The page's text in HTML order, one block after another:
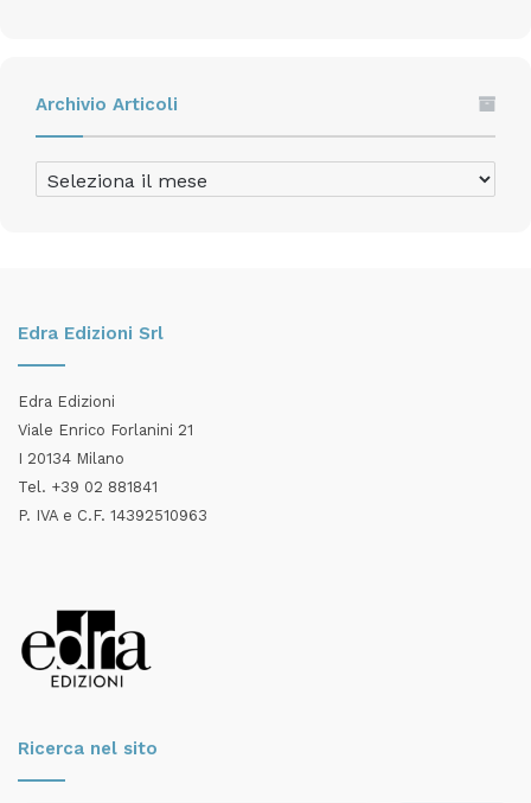
Archivio Articoli
Archivio
Articoli
Edra Edizioni Srl
Edra Edizioni
Viale Enrico Forlanini 21
I 20134 Milano
Tel. +39 02 881841
P. IVA e C.F. 14392510963
Ricerca nel sito